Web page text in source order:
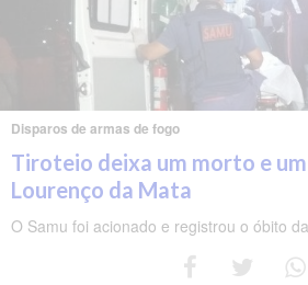
Disparos de armas de fogo
Tiroteio deixa um morto e
Lourenço da Mata
O Samu foi acionado e registrou o óbito